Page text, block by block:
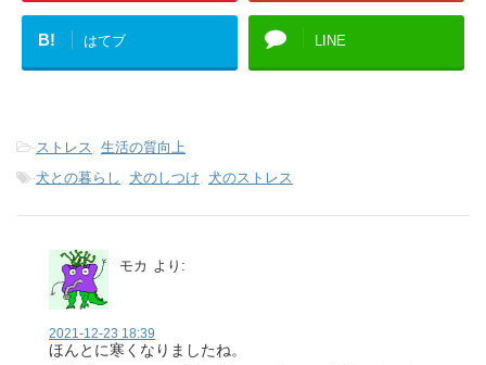
B! はてブ LINE
-ストレス
生活の質向上
-犬との暮らし 犬のしつけ 犬のストレス
モカ より:
2021-12-23 18:39
ほんとに寒くなりましたね。